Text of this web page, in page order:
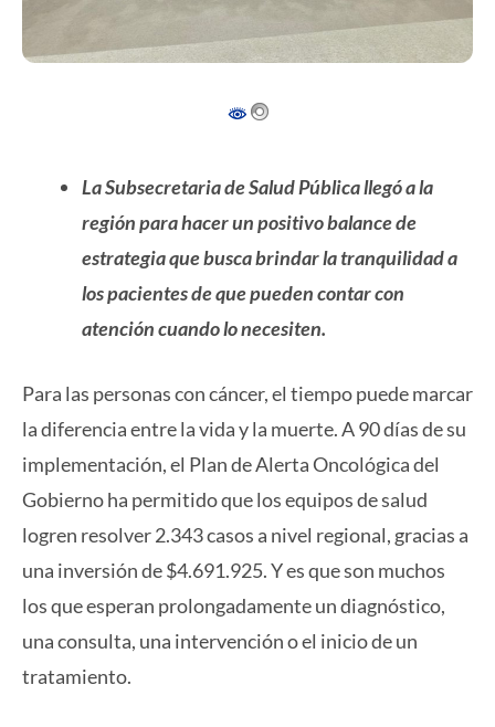
La Subsecretaria de Salud Pública llegó a la
región para hacer un positivo balance de
estrategia que busca brindar la tranquilidad a
los pacientes de que pueden contar con
atención cuando lo necesiten.
Para las personas con cáncer, el tiempo puede marcar
la diferencia entre la vida y la muerte. A 90 días de su
implementación, el Plan de Alerta Oncológica del
Gobierno ha permitido que los equipos de salud
logren resolver 2.343 casos a nivel regional, gracias a
una inversión de $4.691.925. Y es que son muchos
los que esperan prolongadamente un diagnóstico,
una consulta, una intervención o el inicio de un
tratamiento.